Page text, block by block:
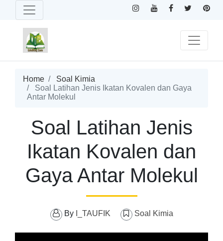
Home
Soal Kimia
Soal Latihan Jenis Ikatan Kovalen dan Gaya
Antar Molekul
Soal Latihan Jenis
Ikatan Kovalen dan
Gaya Antar Molekul
By I_TAUFIK Soal Kimia